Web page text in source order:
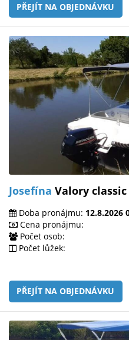
PŘEJÍT NA OBJEDNÁVKU
Josefína Valory classic
Doba pronájmu: 12.8.2026
Cena pronájmu:
Počet osob:
Počet lůžek:
PŘEJÍT NA OBJEDNÁVKU